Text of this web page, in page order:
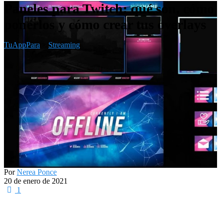
Paneles para Twitch: qué son, cómo
ponerlos y cómo crear tus overlays
TuAppPara Streaming
PorNerea Ponce
20 de enero de 2021
1